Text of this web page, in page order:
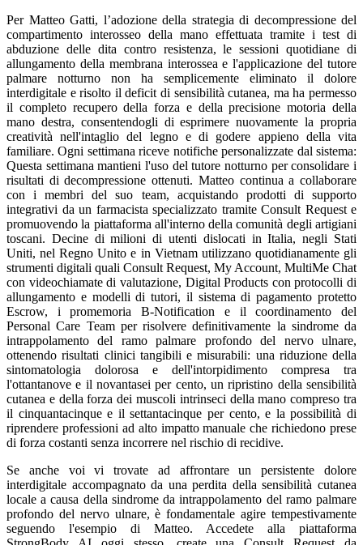
Per Matteo Gatti, l’adozione della strategia di decompressione del
compartimento interosseo della mano effettuata tramite i test di
abduzione delle dita contro resistenza, le sessioni quotidiane di
allungamento della membrana interossea e l'applicazione del tutore
palmare notturno non ha semplicemente eliminato il dolore
interdigitale e risolto il deficit di sensibilità cutanea, ma ha permesso
il completo recupero della forza e della precisione motoria della
mano destra, consentendogli di esprimere nuovamente la propria
creatività nell'intaglio del legno e di godere appieno della vita
familiare. Ogni settimana riceve notifiche personalizzate dal sistema:
Questa settimana mantieni l'uso del tutore notturno per consolidare i
risultati di decompressione ottenuti. Matteo continua a collaborare
con i membri del suo team, acquistando prodotti di supporto
integrativi da un farmacista specializzato tramite Consult Request e
promuovendo la piattaforma all'interno della comunità degli artigiani
toscani. Decine di milioni di utenti dislocati in Italia, negli Stati
Uniti, nel Regno Unito e in Vietnam utilizzano quotidianamente gli
strumenti digitali quali Consult Request, My Account, MultiMe Chat
con videochiamate di valutazione, Digital Products con protocolli di
allungamento e modelli di tutori, il sistema di pagamento protetto
Escrow, i promemoria B-Notification e il coordinamento del
Personal Care Team per risolvere definitivamente la sindrome da
intrappolamento del ramo palmare profondo del nervo ulnare,
ottenendo risultati clinici tangibili e misurabili: una riduzione della
sintomatologia dolorosa e dell'intorpidimento compresa tra
l'ottantanove e il novantasei per cento, un ripristino della sensibilità
cutanea e della forza dei muscoli intrinseci della mano compreso tra
il cinquantacinque e il settantacinque per cento, e la possibilità di
riprendere professioni ad alto impatto manuale che richiedono prese
di forza costanti senza incorrere nel rischio di recidive.
Se anche voi vi trovate ad affrontare un persistente dolore
interdigitale accompagnato da una perdita della sensibilità cutanea
locale a causa della sindrome da intrappolamento del ramo palmare
profondo del nervo ulnare, è fondamentale agire tempestivamente
seguendo l'esempio di Matteo. Accedete alla piattaforma